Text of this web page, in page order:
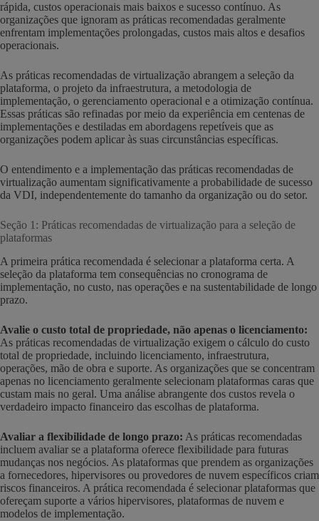
rápida, custos operacionais mais baixos e sucesso contínuo. As
organizações que ignoram as práticas recomendadas geralmente
enfrentam implementações prolongadas, custos mais altos e desafios
operacionais.
As práticas recomendadas de virtualização abrangem a seleção da
plataforma, o projeto da infraestrutura, a metodologia de
implementação, o gerenciamento operacional e a otimização contínua.
Essas práticas são refinadas por meio da experiência em centenas de
implementações e destiladas em abordagens repetíveis que as
organizações podem aplicar às suas circunstâncias específicas.
O entendimento e a implementação das práticas recomendadas de
virtualização aumentam significativamente a probabilidade de sucesso
da VDI, independentemente do tamanho da organização ou do setor.
Seção 1: Práticas recomendadas de virtualização para a seleção de
plataformas
A primeira prática recomendada é selecionar a plataforma certa. A
seleção da plataforma tem consequências no cronograma de
implementação, no custo, nas operações e na sustentabilidade de longo
prazo.
Avalie o custo total de propriedade, não apenas o licenciamento:
As práticas recomendadas de virtualização exigem o cálculo do custo
total de propriedade, incluindo licenciamento, infraestrutura,
operações, mão de obra e suporte. As organizações que se concentram
apenas no licenciamento geralmente selecionam plataformas caras que
custam mais no geral. Uma análise abrangente dos custos revela o
verdadeiro impacto financeiro das escolhas de plataforma.
Avaliar a flexibilidade de longo prazo: As práticas recomendadas
incluem avaliar se a plataforma oferece flexibilidade para futuras
mudanças nos negócios. As plataformas que prendem as organizações
a fornecedores, hipervisores ou provedores de nuvem específicos criam
riscos financeiros. A prática recomendada é selecionar plataformas que
ofereçam suporte a vários hipervisores, plataformas de nuvem e
modelos de implementação.